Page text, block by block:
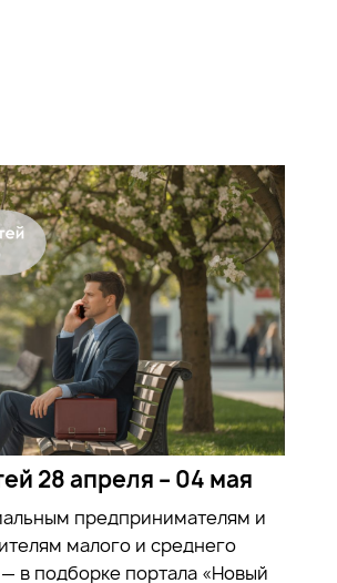
28 апреля – 04 мая
предпринимателям и
малого и среднего
в подборке портала «Новый